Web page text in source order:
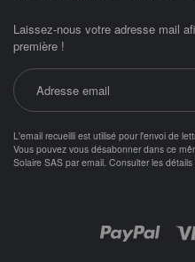
Laissez-nous votre adresse mail
première !
Adresse email
L'email recueilli est utilisé pour l'envoi de
Vous pouvez vous désabonner dans ce
Solaire SAS paremail Consulter les